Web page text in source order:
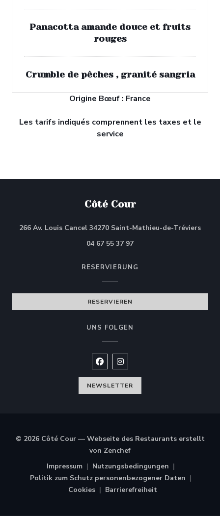
Panacotta amande douce et fruits
rouges
Crumble de pêches , granité sangria
Origine Bœuf : France
Les tarifs indiqués comprennent les taxes et le
service
Côté Cour
266 Av. Louis Cancel 34270 Saint-Mathieu-de-Tréviers
04 67 55 37 97
RESERVIERUNG
RESERVIEREN
UNS FOLGEN
Facebook ((öffnet ein neues
Instagram ((öffnet ein
NEWSLETTER
© 2026 Côté Cour — Webseite des Restaurants erstellt
von Zenchef((öffnet ein neues
Impressum
((öffnet ein neues Fenster))
Nutzungsbedingungen
((öffnet ein neues
Politik zum Schutz personenbezogener Daten
((öffnet ein neues Fenster))
Cookies
((öffnet ein neues Fenster))
Barrierefreiheit
((öffnet ein neues